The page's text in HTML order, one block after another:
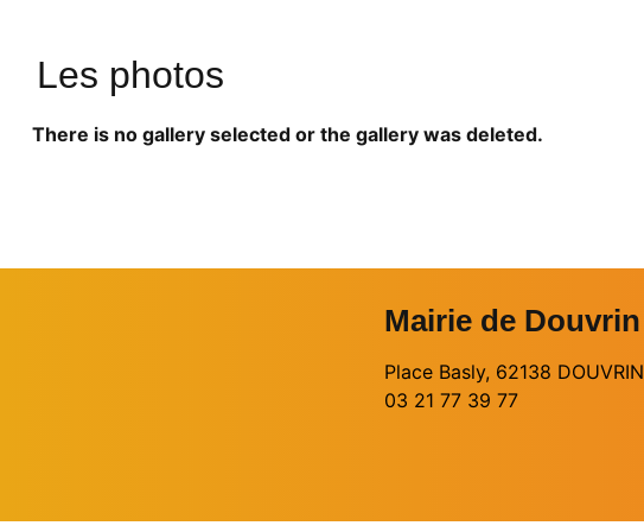
Les photos
There is no gallery selected or the gallery was deleted.
Mairie de Douvrin
Place Basly, 62138 DOUVRIN
03 21 77 39 77